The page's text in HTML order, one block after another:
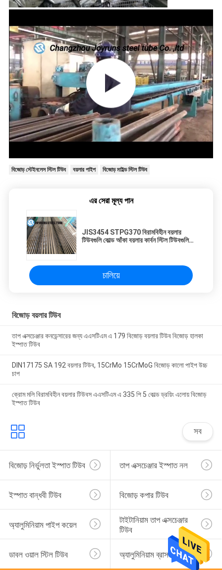
বিজোড় স্টেইনলেস স্টিল টিউব বয়লার পাইপ বিজোড় মাইল্ড স্টিল টিউব
এর সেরা মূল্য পান
JIS3454 STPG370 বিরামবিহীন বয়লার
টিউবগুলি কোল্ড আঁকা বয়লার কার্বন স্টিল টিউবগুলি
চালিয়ে
বিজোড় বয়লার টিউব
তাপ এক্সচেঞ্জার কনডেন্সারের জন্য এএসটিএম এ 179 বিজোড় বয়লার টিউব বিজোড় হালকা
ইস্পাত টিউব
DIN17175 SA 192 বয়লার টিউব, 15CrMo 15CrMoG বিজোড় কালো পাইপ উচ্চ
চাপ
ক্রোম মলি বিরামবিহীন বয়লার টিউবস এএসটিএম এ 335 পি 5 কোল্ড ড্রয়িং এলোয় বিজোড়
ইস্পাত টিউব
সব
বিজোড় নির্ভুলতা ইস্পাত টিউব তাপ এক্সচেঞ্জার ইস্পাত নল
ইস্পাত বান্ধবী টিউব বিজোড় কপার টিউব
অ্যালুমিনিয়াম পাইপ কয়েল
টাইটানিয়াম তাপ এক্সচেঞ্জার
টিউব
ডাবল ওয়াল স্টিল টিউব অ্যালুমিনিয়াম ব্রাস টিউব